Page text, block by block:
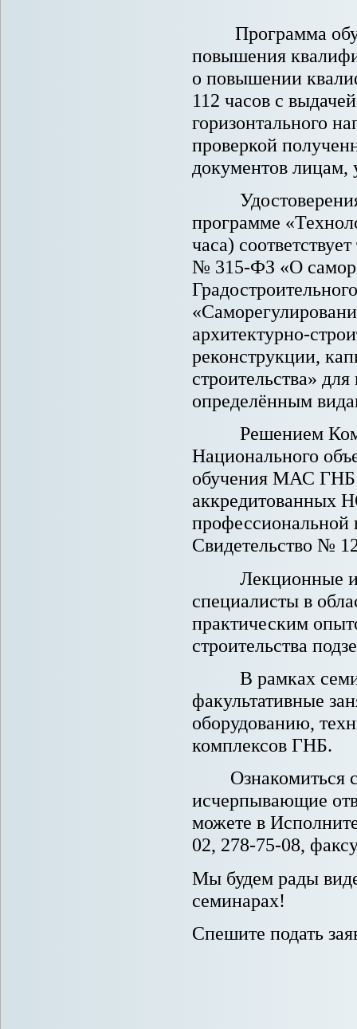
Программа
повышения
о повышении
112 часов с
горизонтального
проверкой
документов
Удостоверения
программе
часа)
№ 315-ФЗ «О
архитектурно-
реконструкции,
строительства»
определённым
Решением
Национального
обучения МАС ГНБ
аккредитованных
профессиональной
Свидетельство №
Лекционные и
специалисты в
практическим
строительства
В рамках
факультативные
оборудованию,
комплексов ГНБ.
Ознакомиться с
исчерпывающие
можете в
02, 278-75-08,
Мы будем рады
семинарах!
Спешите подать